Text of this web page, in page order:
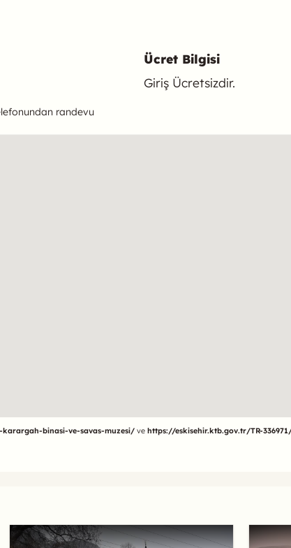
randevu
Ücret Bilgisi
Giriş Ücretsizdir.
binasi-ve-savas-muzesi/ ve https://eskisehir.ktb.gov.tr/TR-